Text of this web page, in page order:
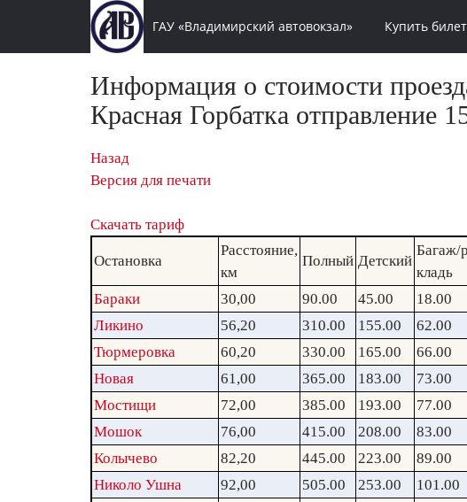
ГАУ «Владимирский автовокзал» Купить
Информация о стоимости
Красная Горбатка отправление
Назад
Версия для печати
Скачать тариф
Остановка
Расстояние,
км
Полный Детский
Багаж/
кладь
Бараки
30,00 90.00 45.00 18.00
Ликино
56,20 310.00 155.00 62.00
Тюрмеровка
60,20 330.00 165.00 66.00
Новая
61,00 365.00 183.00 73.00
Мостищи
72,00 385.00 193.00 77.00
Мошок
76,00 415.00 208.00 83.00
Колычево
82,20 445.00 223.00 89.00
Николо Ушна
92,00 505.00 253.00 101.00